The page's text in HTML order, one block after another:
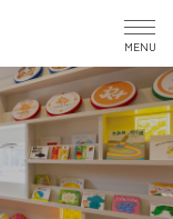
MENU